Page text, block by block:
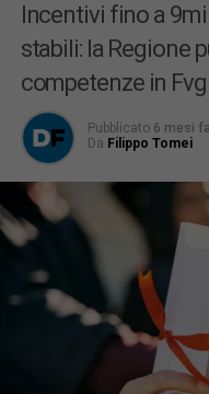
Incentivi fino a
stabili: la Regione
competenze in Fvg
Pubblicato 6 mesi fa
Da Filippo Tomei